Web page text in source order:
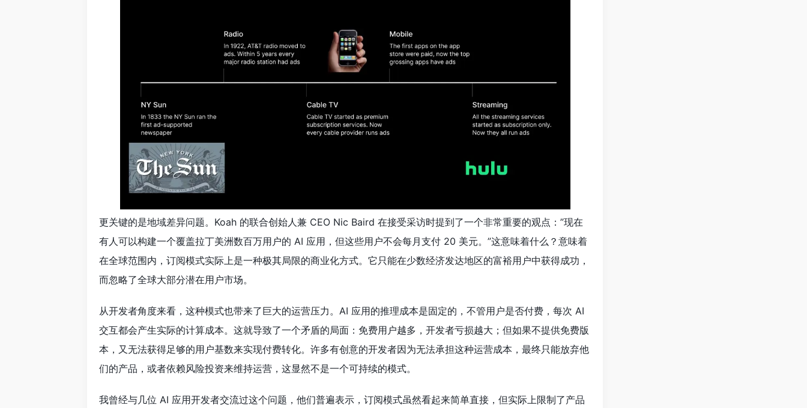
更关键的是地域差异问题。Koah 的联合创始人兼 CEO Nic Baird 在接受采访时提到了一个非常重要的观点：”现在
有人可以构建一个覆盖拉丁美洲数百万用户的 AI 应用，但这些用户不会每月支付 20 美元。”这意味着什么？意味着
在全球范围内，订阅模式实际上是一种极其局限的商业化方式。它只能在少数经济发达地区的富裕用户中获得成功，
而忽略了全球大部分潜在用户市场。
从开发者角度来看，这种模式也带来了巨大的运营压力。AI 应用的推理成本是固定的，不管用户是否付费，每次 AI
交互都会产生实际的计算成本。这就导致了一个矛盾的局面：免费用户越多，开发者亏损越大；但如果不提供免费版
本，又无法获得足够的用户基数来实现付费转化。许多有创意的开发者因为无法承担这种运营成本，最终只能放弃他
们的产品，或者依赖风险投资来维持运营，这显然不是一个可持续的模式。
我曾经与几位 AI 应用开发者交流过这个问题，他们普遍表示，订阅模式虽然看起来简单直接，但实际上限制了产品